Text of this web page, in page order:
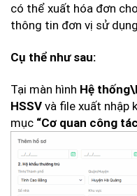
có thể xuất hóa đơn
thông tin đơn vị sử
Cụ thể như sau:
Tại màn hình Hệ
HSSV và file xuất nhập
mục “Cơ quan công